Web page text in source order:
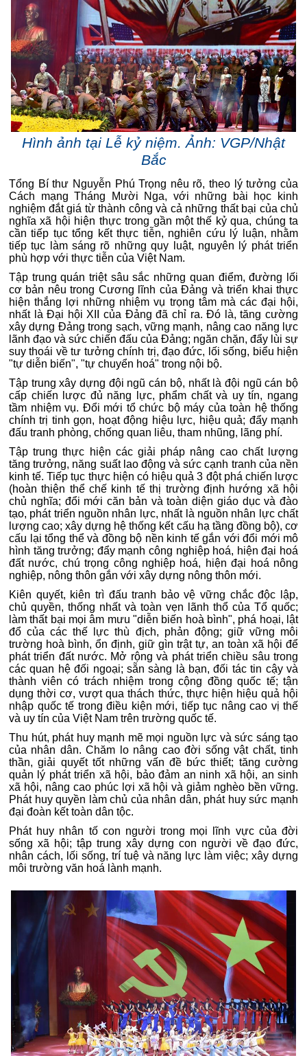
Hình ảnh tại Lễ kỷ niệm. Ảnh: VGP/Nhật
Bắc
Tổng Bí thư Nguyễn Phú Trọng nêu rõ, theo lý tưởng của
Cách mạng Tháng Mười Nga, với những bài học kinh
nghiệm đắt giá từ thành công và cả những thất bại của chủ
nghĩa xã hội hiện thực trong gần một thế kỷ qua, chúng ta
cần tiếp tục tổng kết thực tiễn, nghiên cứu lý luận, nhằm
tiếp tục làm sáng rõ những quy luật, nguyên lý phát triển
phù hợp với thực tiễn của Việt Nam.
Tập trung quán triệt sâu sắc những quan điểm, đường lối
cơ bản nêu trong Cương lĩnh của Đảng và triển khai thực
hiện thắng lợi những nhiệm vụ trọng tâm mà các đại hội,
nhất là Đại hội XII của Đảng đã chỉ ra. Đó là, tăng cường
xây dựng Đảng trong sạch, vững mạnh, nâng cao năng lực
lãnh đạo và sức chiến đấu của Đảng; ngăn chặn, đẩy lùi sự
suy thoái về tư tưởng chính trị, đạo đức, lối sống, biểu hiện
"tự diễn biến", "tự chuyển hoá" trong nội bộ.
Tập trung xây dựng đội ngũ cán bộ, nhất là đội ngũ cán bộ
cấp chiến lược đủ năng lực, phẩm chất và uy tín, ngang
tầm nhiệm vụ. Đổi mới tổ chức bộ máy của toàn hệ thống
chính trị tinh gọn, hoạt động hiệu lực, hiệu quả; đẩy mạnh
đấu tranh phòng, chống quan liêu, tham nhũng, lãng phí.
Tập trung thực hiện các giải pháp nâng cao chất lượng
tăng trưởng, năng suất lao động và sức cạnh tranh của nền
kinh tế. Tiếp tục thực hiện có hiệu quả 3 đột phá chiến lược
(hoàn thiện thể chế kinh tế thị trường định hướng xã hội
chủ nghĩa; đổi mới căn bản và toàn diện giáo dục và đào
tạo, phát triển nguồn nhân lực, nhất là nguồn nhân lực chất
lượng cao; xây dựng hệ thống kết cấu hạ tầng đồng bộ), cơ
cấu lại tổng thể và đồng bộ nền kinh tế gắn với đổi mới mô
hình tăng trưởng; đẩy mạnh công nghiệp hoá, hiện đại hoá
đất nước, chú trọng công nghiệp hoá, hiện đại hoá nông
nghiệp, nông thôn gắn với xây dựng nông thôn mới.
Kiên quyết, kiên trì đấu tranh bảo vệ vững chắc độc lập,
chủ quyền, thống nhất và toàn vẹn lãnh thổ của Tổ quốc;
làm thất bại mọi âm mưu "diễn biến hoà bình", phá hoại, lật
đổ của các thế lực thù địch, phản động; giữ vững môi
trường hoà bình, ổn định, giữ gìn trật tự, an toàn xã hội để
phát triển đất nước. Mở rộng và phát triển chiều sâu trong
các quan hệ đối ngoại; sẵn sàng là bạn, đối tác tin cậy và
thành viên có trách nhiệm trong cộng đồng quốc tế; tận
dụng thời cơ, vượt qua thách thức, thực hiện hiệu quả hội
nhập quốc tế trong điều kiện mới, tiếp tục nâng cao vị thế
và uy tín của Việt Nam trên trường quốc tế.
Thu hút, phát huy mạnh mẽ mọi nguồn lực và sức sáng tạo
của nhân dân. Chăm lo nâng cao đời sống vật chất, tinh
thần, giải quyết tốt những vấn đề bức thiết; tăng cường
quản lý phát triển xã hội, bảo đảm an ninh xã hội, an sinh
xã hội, nâng cao phúc lợi xã hội và giảm nghèo bền vững.
Phát huy quyền làm chủ của nhân dân, phát huy sức mạnh
đại đoàn kết toàn dân tộc.
Phát huy nhân tố con người trong mọi lĩnh vực của đời
sống xã hội; tập trung xây dựng con người về đạo đức,
nhân cách, lối sống, trí tuệ và năng lực làm việc; xây dựng
môi trường văn hoá lành mạnh.